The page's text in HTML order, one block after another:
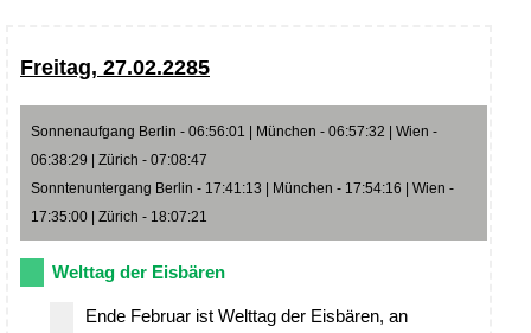
Freitag, 27.02.2285
Sonnenaufgang Berlin - 06:56:01 | München - 06:57:32 | Wien -
06:38:29 | Zürich - 07:08:47
Sonntenuntergang Berlin - 17:41:13 | München - 17:54:16 | Wien -
17:35:00 | Zürich - 18:07:21
Welttag der Eisbären
Ende Februar ist Welttag der Eisbären, an